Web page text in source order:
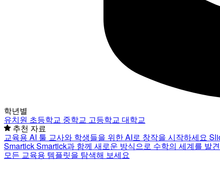
학년별
유치원 초등학교 중학교 고등학교 대학교
추천 자료
교육용 AI 툴 교사와 학생들을 위한 AI로 창작을 시작하세요
SmartickSmartick과 함께 새로운 방식으로 수학의 세계를 발
모든 교육용 템플릿을 탐색해 보세요